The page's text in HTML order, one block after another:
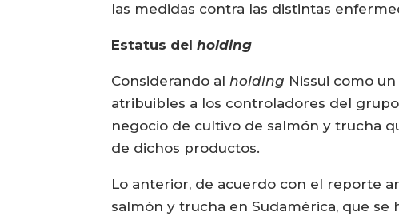
las medidas contra las distintas
Estatus delholding
Considerando al holding Nissui como
atribuibles a los controladores del
negocio de cultivo de salmón y trucha
de dichos productos.
Lo anterior, de acuerdo con el reporte
salmón y trucha en Sudamérica, que